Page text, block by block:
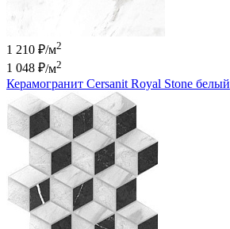
1 210 ₽/м2
1 048 ₽/м2
Керамогранит Cersanit Royal Stone белый